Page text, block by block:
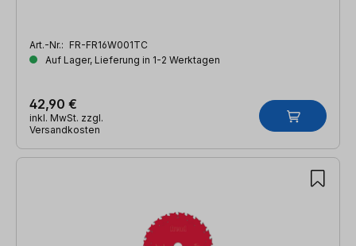
Art.-Nr.: FR-FR16W001TC
Auf Lager, Lieferung in 1-2 Werktagen
42,90 €
inkl. MwSt. zzgl.
Versandkosten